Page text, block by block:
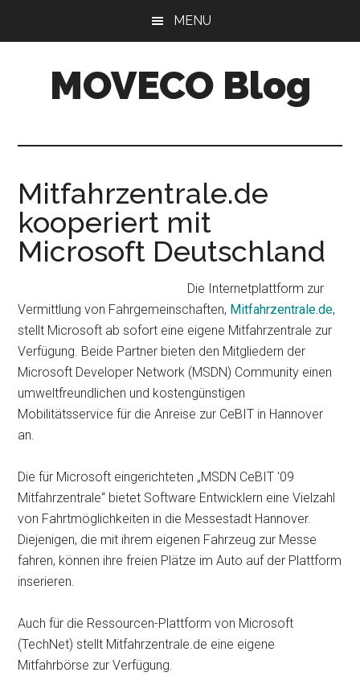
MENU
MOVECO Blog
aus
Bonn
Mitfahrzentrale.de
kooperiert mit
Microsoft Deutschland
Die Internetplattform zur
Vermittlung von Fahrgemeinschaften, Mitfahrzentrale.de,
stellt Microsoft ab sofort eine eigene Mitfahrzentrale zur
Verfügung. Beide Partner bieten den Mitgliedern der
Microsoft Developer Network (MSDN) Community einen
umweltfreundlichen und kostengünstigen
Mobilitätsservice für die Anreise zur CeBIT in Hannover
an.
Die für Microsoft eingerichteten „MSDN CeBIT '09
Mitfahrzentrale“ bietet Software Entwicklern eine Vielzahl
von Fahrtmöglichkeiten in die Messestadt Hannover.
Diejenigen, die mit ihrem eigenen Fahrzeug zur Messe
fahren, können ihre freien Plätze im Auto auf der Plattform
inserieren.
Auch für die Ressourcen-Plattform von Microsoft
(TechNet) stellt Mitfahrzentrale.de eine eigene
Mitfahrbörse zur Verfügung.